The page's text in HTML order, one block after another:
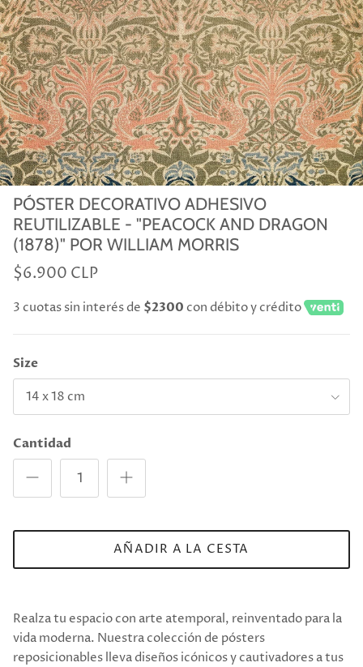
PÓSTER DECORATIVO ADHESIVO
REUTILIZABLE - "PEACOCK AND DRAGON
(1878)" POR WILLIAM MORRIS
$6.900 CLP
3 cuotas sin interés de $2300 con débito y crédito
Size
14 x 18 cm
Cantidad
AÑADIR A LA CESTA
Realza tu espacio con arte atemporal, reinventado para la
vida moderna. Nuestra colección de pósters
reposicionables lleva diseños icónicos y cautivadores a tus